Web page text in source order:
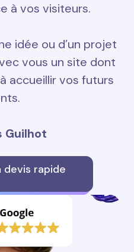
à vos visiteurs.
idée ou d’un projet
vous un site dont
accueillir vos futurs
Guilhot
devis rapide